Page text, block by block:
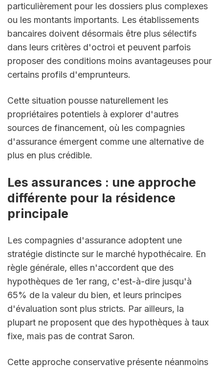
particulièrement pour les dossiers plus complexes
ou les montants importants. Les établissements
bancaires doivent désormais être plus sélectifs
dans leurs critères d'octroi et peuvent parfois
proposer des conditions moins avantageuses pour
certains profils d'emprunteurs.
Cette situation pousse naturellement les
propriétaires potentiels à explorer d'autres
sources de financement, où les compagnies
d'assurance émergent comme une alternative de
plus en plus crédible.
Les assurances : une approche
différente pour la résidence
principale
Les compagnies d'assurance adoptent une
stratégie distincte sur le marché hypothécaire. En
règle générale, elles n'accordent que des
hypothèques de 1er rang, c'est-à-dire jusqu'à
65% de la valeur du bien, et leurs principes
d'évaluation sont plus stricts. Par ailleurs, la
plupart ne proposent que des hypothèques à taux
fixe, mais pas de contrat Saron.
Cette approche conservative présente néanmoins